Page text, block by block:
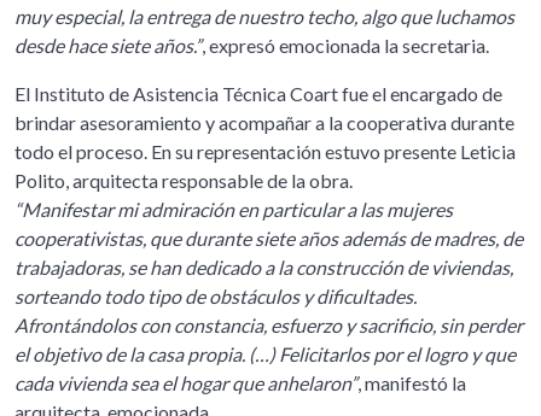
muy especial, la entrega de nuestro techo, algo que luchamos
desde hace siete años.”, expresó emocionada la secretaria.
El Instituto de Asistencia Técnica Coart fue el encargado de
brindar asesoramiento y acompañar a la cooperativa durante
todo el proceso. En su representación estuvo presente Leticia
Polito, arquitecta responsable de la obra.
“Manifestar mi admiración en particular a las mujeres
cooperativistas, que durante siete años además de madres, de
trabajadoras, se han dedicado a la construcción de viviendas,
sorteando todo tipo de obstáculos y dificultades.
Afrontándolos con constancia, esfuerzo y sacrificio, sin perder
el objetivo de la casa propia. (…) Felicitarlos por el logro y que
cada vivienda sea el hogar que anhelaron”, manifestó la